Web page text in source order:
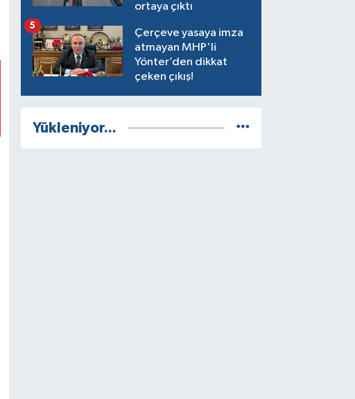
ortaya çıktı
Çerçeve yasaya imza
atmayan MHP'li
Yönter’den dikkat
çeken çıkış!
5
Yükleniyor...